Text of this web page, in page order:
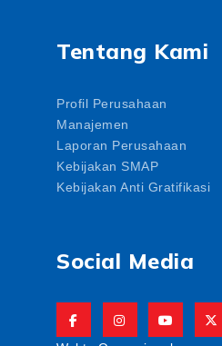
Tentang Kami
Profil Perusahaan
Manajemen
Laporan Perusahaan
Kebijakan SMAP
Kebijakan Anti Gratifikasi
Social Media